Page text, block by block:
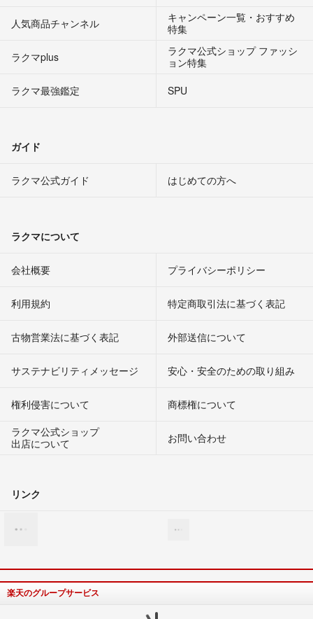
人気商品チャンネル
キャンペーン一覧・おすすめ
特集
ラクマplus
ラクマ公式ショップ ファッシ
ョン特集
ラクマ最強鑑定
SPU
ガイド
ラクマ公式ガイド はじめての方へ
ラクマについて
会社概要 プライバシーポリシー
利用規約 特定商取引法に基づく表記
古物営業法に基づく表記 外部送信について
サステナビリティメッセージ 安心・安全のための取り組み
権利侵害について
商標権について
ラクマ公式ショップ
出店について
お問い合わせ
リンク
楽天のグループサービス